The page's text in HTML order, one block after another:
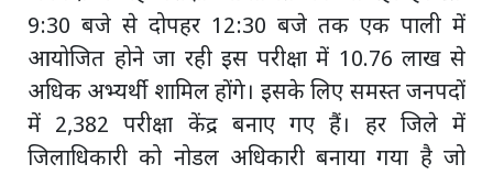
9:30 बजे से दोपहर 12:30 बजे तक एक पाली में
आयोजित होने जा रही इस परीक्षा में 10.76 लाख से
अधिक अभ्यर्थी शामिल होंगे। इसके लिए समस्त जनपदों
में 2,382 परीक्षा केंद्र बनाए गए हैं। हर जिले में
जिलाधिकारी को नोडल अधिकारी बनाया गया है जो